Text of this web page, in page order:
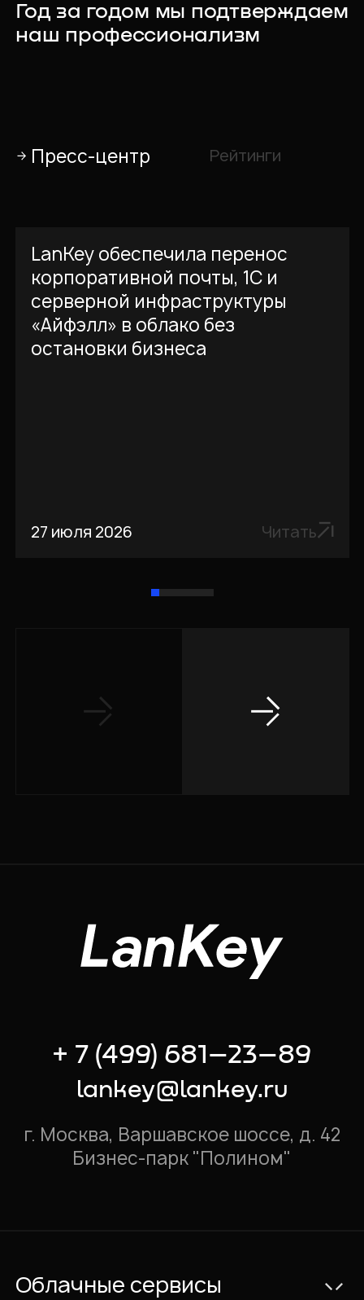
Рейтинги
Год за годом мы подтверждаем
наш профессионализм
Пресс-центр
LanKey обеспечила перенос
корпоративной почты, 1С и
серверной инфраструктуры
«Айфэлл» в облако без
остановки бизнеса
27 июля 2026 Читать
г. Москва, Варшавское шоссе, д. 42
Бизнес-парк "Полином"
+ 7 (499) 681–23–89
lankey@lankey.ru
Облачные сервисы